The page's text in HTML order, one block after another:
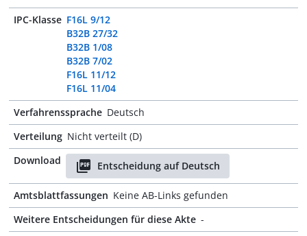
IPC-Klasse F16L 9/12
B32B 27/32
B32B 1/08
B32B 7/02
F16L 11/12
F16L 11/04
Verfahrenssprache Deutsch
Verteilung Nicht verteilt (D)
Download
Entscheidung auf Deutsch
Amtsblattfassungen Keine AB-Links gefunden
Weitere Entscheidungen für diese Akte -